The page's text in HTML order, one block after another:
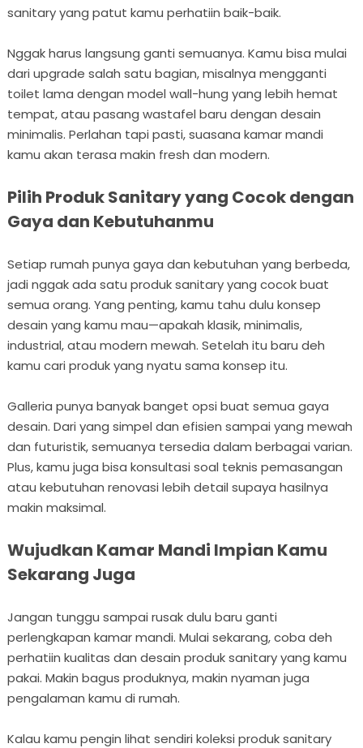
sanitary yang patut kamu perhatiin baik-baik.
Nggak harus langsung ganti semuanya. Kamu bisa mulai
dari upgrade salah satu bagian, misalnya mengganti
toilet lama dengan model wall-hung yang lebih hemat
tempat, atau pasang wastafel baru dengan desain
minimalis. Perlahan tapi pasti, suasana kamar mandi
kamu akan terasa makin fresh dan modern.
Pilih Produk Sanitary yang Cocok dengan
Gaya dan Kebutuhanmu
Setiap rumah punya gaya dan kebutuhan yang berbeda,
jadi nggak ada satu produk sanitary yang cocok buat
semua orang. Yang penting, kamu tahu dulu konsep
desain yang kamu mau—apakah klasik, minimalis,
industrial, atau modern mewah. Setelah itu baru deh
kamu cari produk yang nyatu sama konsep itu.
Galleria punya banyak banget opsi buat semua gaya
desain. Dari yang simpel dan efisien sampai yang mewah
dan futuristik, semuanya tersedia dalam berbagai varian.
Plus, kamu juga bisa konsultasi soal teknis pemasangan
atau kebutuhan renovasi lebih detail supaya hasilnya
makin maksimal.
Wujudkan Kamar Mandi Impian Kamu
Sekarang Juga
Jangan tunggu sampai rusak dulu baru ganti
perlengkapan kamar mandi. Mulai sekarang, coba deh
perhatiin kualitas dan desain produk sanitary yang kamu
pakai. Makin bagus produknya, makin nyaman juga
pengalaman kamu di rumah.
Kalau kamu pengin lihat sendiri koleksi produk sanitary